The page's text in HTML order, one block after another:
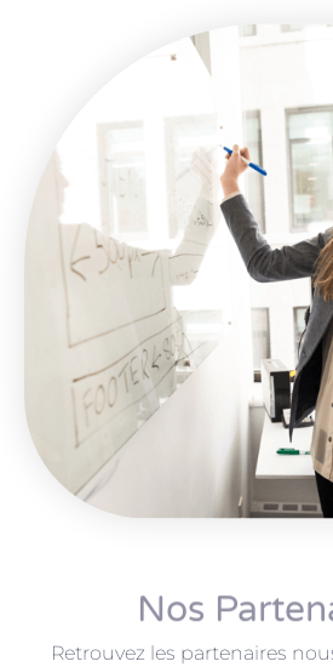
Nos
Retrouvez les partenaires